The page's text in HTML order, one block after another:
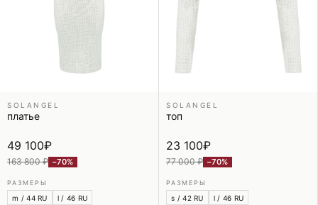
SOLANGEL
платье
49 100₽
163 800 ₽ −70%
РАЗМЕРЫ
m / 44 RU l / 46 RU
SOLANGEL
топ
23 100₽
77 000 ₽ −70%
РАЗМЕРЫ
s / 42 RU l / 46 RU